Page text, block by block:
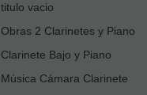
titulo vacio
Obras 2 Clarinetes y Piano
Clarinete Bajo y Piano
Música Cámara Clarinete